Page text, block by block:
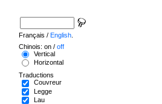
Français / English
Chinois: on / off
Vertical
Horizontal
Traductions
Couvreur
Legge
Lau